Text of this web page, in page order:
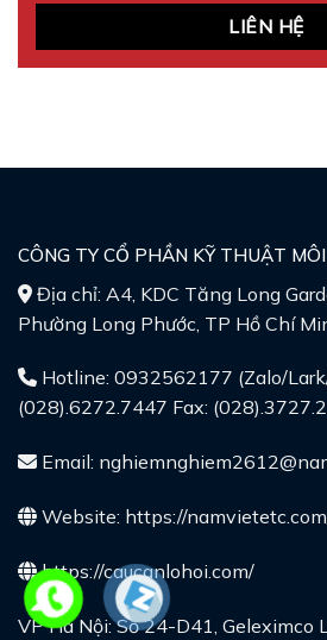
LIÊN HỆ
CÔNG TY CỔ PHẦN KỸ THUẬT
Địa chỉ: A4, KDC Tăng Long
Phường Long Phước, TP Hồ Chí
Hotline: 0932562177 (Zalo/
(028).6272.7447 Fax:
Email:
Website: https://
https://caucanlohoi.com/
VP Hà Nội: Số 24-D41, Geleximco